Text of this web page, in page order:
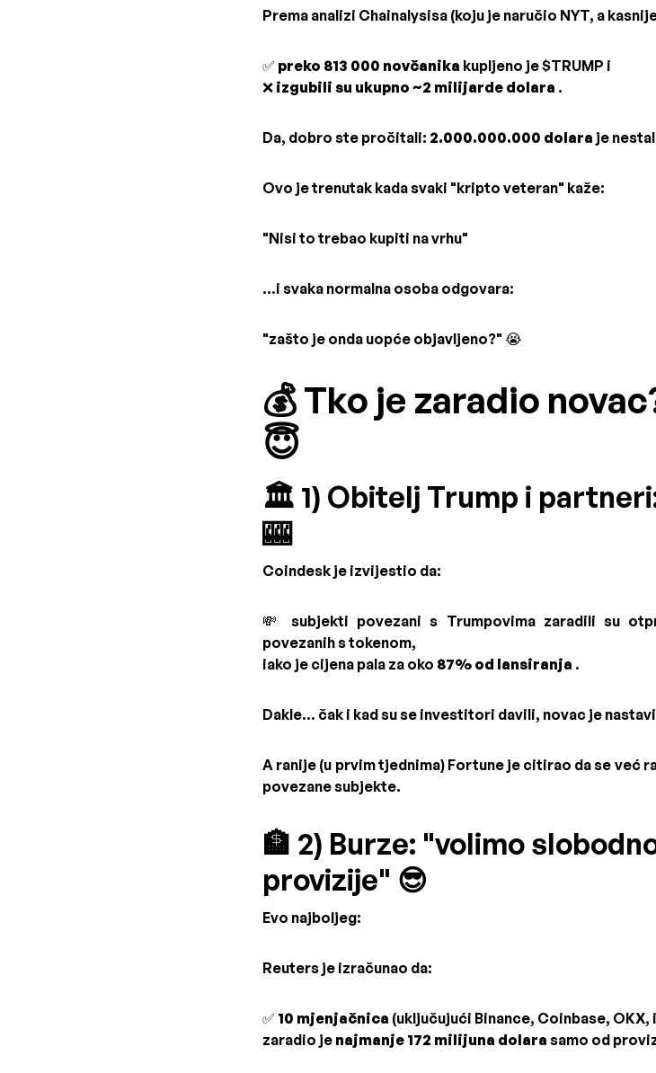
Prema analizi Chainalysisa (koju je naručio NYT, a
✅ preko 813 000 novčanika kupljeno je $TRUMP i
❌ izgubili su ukupno ~2 milijarde dolara .
Da, dobro ste pročitali: 2.000.000.000 dolara je
Ovo je trenutak kada svaki "kripto veteran" kaže:
"Nisi to trebao kupiti na vrhu"
...i svaka normalna osoba odgovara:
"zašto je onda uopće objavljeno?" 😭
💰 Tko je zaradio
😇
🏛️ 1) Obitelj Trump i
🎰
Coindesk je izvijestio da:
💸 subjekti povezani s Trumpovima zaradili su
povezanih s tokenom,
iako je cijena pala za oko 87% od lansiranja .
Dakle... čak i kad su se investitori davili, novac je
A ranije (u prvim tjednima) Fortune je citirao da se već
povezane subjekte.
🏦 2) Burze: "volimo
provizije" 😎
Evo najboljeg:
Reuters je izračunao da:
✅ 10 mjenjačnica (uključujući Binance, Coinbase, OKX,
zaradio je najmanje 172 milijuna dolara samo od